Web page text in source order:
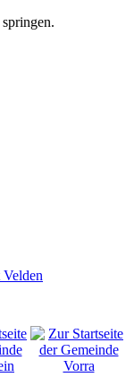
springen.